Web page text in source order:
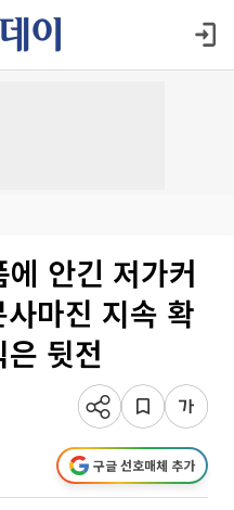
안긴 저가커
마진 지속 확
뒷전
구글 선호매체 추가